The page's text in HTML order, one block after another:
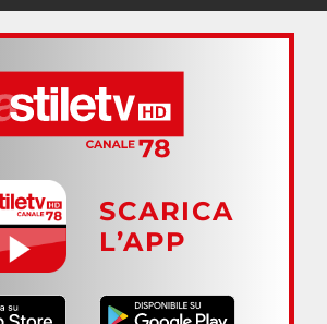
SCARICA
L’APP